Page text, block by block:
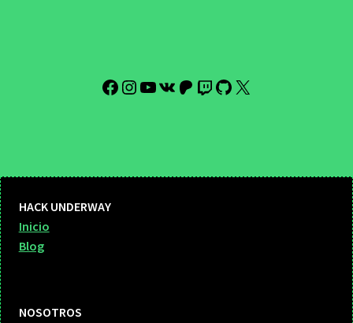
Facebook
Instagram
YouTube
VKPatreon
Twitch
GitHub
X
HACK UNDERWAY
Inicio
Blog
NOSOTROS